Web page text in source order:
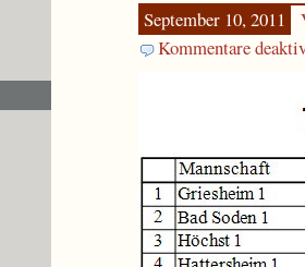
September 10, 2011
Kommentare